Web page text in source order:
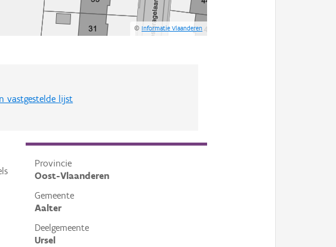
©Informatie Vlaanderen
vastgestelde lijst
Provincie
Oost-Vlaanderen
Gemeente
Aalter
Deelgemeente
Ursel